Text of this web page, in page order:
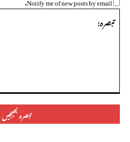
تبصرہ: